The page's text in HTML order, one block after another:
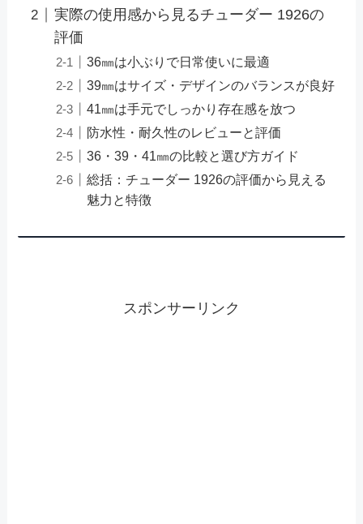
実際の使用感から見るチューダー 1926の
評価
36㎜は小ぶりで日常使いに最適
39㎜はサイズ・デザインのバランスが良好
41㎜は手元でしっかり存在感を放つ
防水性・耐久性のレビューと評価
36・39・41㎜の比較と選び方ガイド
総括：チューダー 1926の評価から見える
魅力と特徴
スポンサーリンク